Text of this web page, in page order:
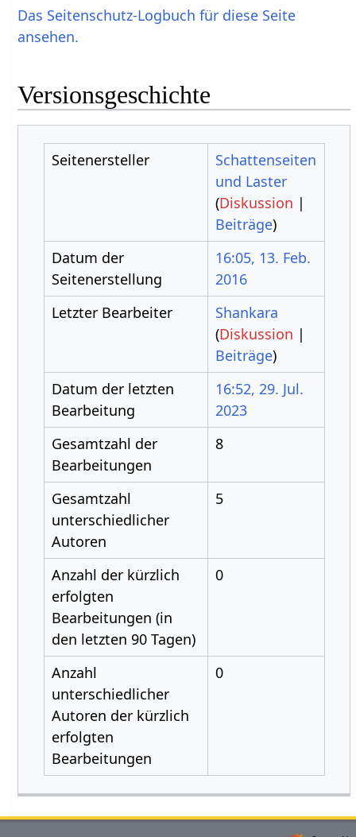
Das Seitenschutz-Logbuch für diese Seite
ansehen.
Versionsgeschichte
Seitenersteller
Schattenseiten
und Laster
(Diskussion |
Beiträge)
Datum der
Seitenerstellung
16:05, 13. Feb.
2016
Letzter Bearbeiter
Shankara
(Diskussion |
Beiträge)
Datum der letzten
Bearbeitung
16:52, 29. Jul.
2023
Gesamtzahl der
Bearbeitungen
8
Gesamtzahl
unterschiedlicher
Autoren
5
Anzahl der kürzlich
erfolgten
Bearbeitungen (in
den letzten 90 Tagen)
0
Anzahl
unterschiedlicher
Autoren der kürzlich
erfolgten
Bearbeitungen
0